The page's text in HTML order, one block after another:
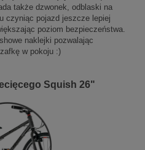
także dzwonek, odblaski na
czyniąc pojazd jeszcze lepiej
poziom bezpieczeństwa.
naklejki pozwalając
w pokoju :)
Squish 26"